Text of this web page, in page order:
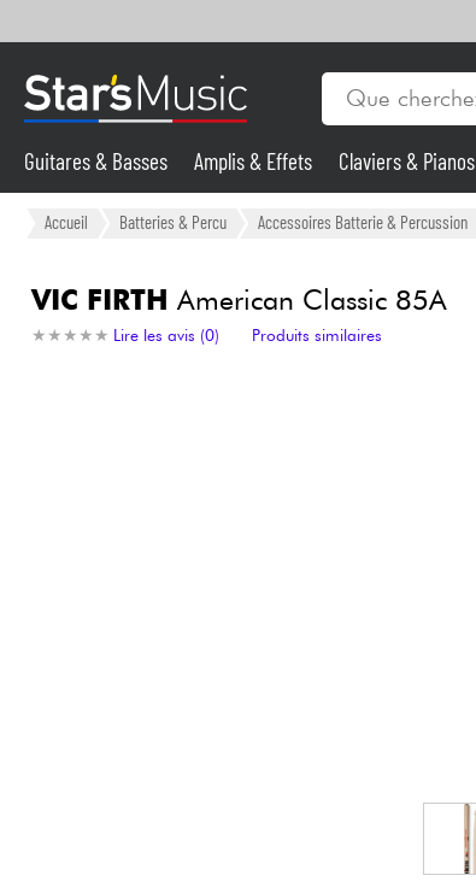
Guitares & Basses
Synthés & Sampleurs
Micros & HF
Guitares & Basses Amplis & Effets Claviers & Pianos
Accueil Batteries & Percu Accessoires Batterie & Percussion
VIC FIRTH American Classic 85A
★ ★ ★ ★ ★
★ ★ ★ ★ ★ Lire les avis (0) Produits similaires